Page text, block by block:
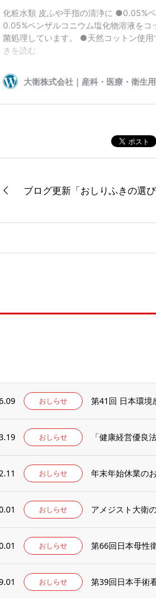
ブログ更新「おしりふきの選び
おしらせ 第41回 日本環境
おしらせ 「健康経営優良
おしらせ 年末年始休業の
おしらせ アメジスト大衛
おしらせ 第66回日本母性
おしらせ 第39回日本手術